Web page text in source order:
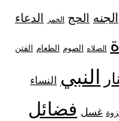
الجنه الحج الخمر الدعاء
الصلاه الصوم الطعام الفتن
النبي النساء
غسل فضائل